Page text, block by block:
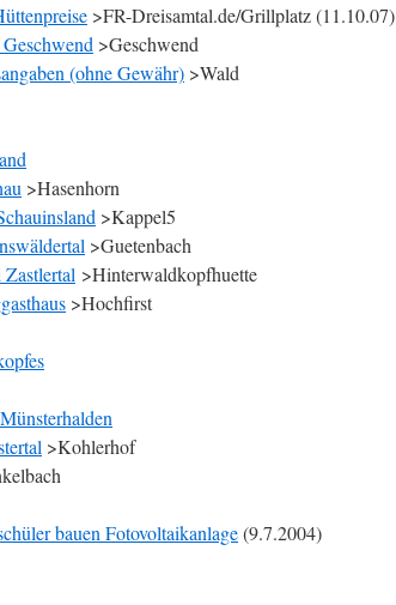
>FR-Dreisamtal.de/Grillplatz (11.10.07)
>Geschwend
(ohne Gewähr) >Wald
>Hasenhorn
>Kappel5
>Guetenbach
>Hinterwaldkopfhuette
>Hochfirst
>Kohlerhof
bauen Fotovoltaikanlage(9.7.2004)